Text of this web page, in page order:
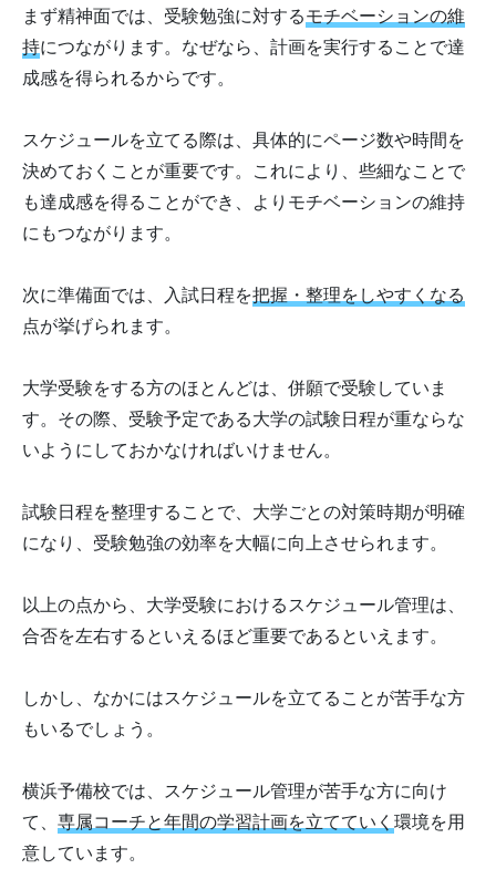
まず精神面では、受験勉強に対するモチベーションの維
持につながります。なぜなら、計画を実行することで達
成感を得られるからです。
スケジュールを立てる際は、具体的にページ数や時間を
決めておくことが重要です。これにより、些細なことで
も達成感を得ることができ、よりモチベーションの維持
にもつながります。
次に準備面では、入試日程を把握・整理をしやすくなる
点が挙げられます。
大学受験をする方のほとんどは、併願で受験していま
す。その際、受験予定である大学の試験日程が重ならな
いようにしておかなければいけません。
試験日程を整理することで、大学ごとの対策時期が明確
になり、受験勉強の効率を大幅に向上させられます。
以上の点から、大学受験におけるスケジュール管理は、
合否を左右するといえるほど重要であるといえます。
しかし、なかにはスケジュールを立てることが苦手な方
もいるでしょう。
横浜予備校では、スケジュール管理が苦手な方に向け
て、 専属コーチと年間の学習計画を立てていく 環境を用
意しています。